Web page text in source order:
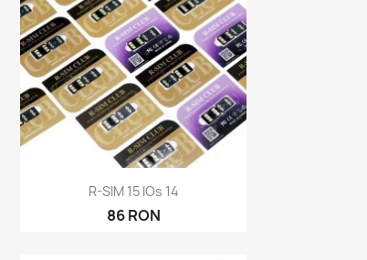
Бърз преглед
R-SIM 15 IOs 14
86 RON